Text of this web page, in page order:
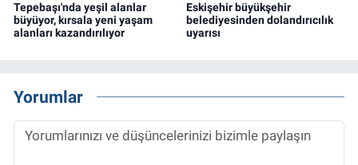
Tepebaşı'nda yeşil alanlar
büyüyor, kırsala yeni yaşam
alanları kazandırılıyor
Eskişehir büyükşehir
belediyesinden dolandırıcılık
uyarısı
Yorumlar